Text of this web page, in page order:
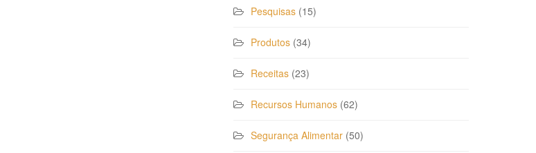
Pesquisas (15)
Produtos (34)
Receitas (23)
Recursos Humanos (62)
Segurança Alimentar (50)